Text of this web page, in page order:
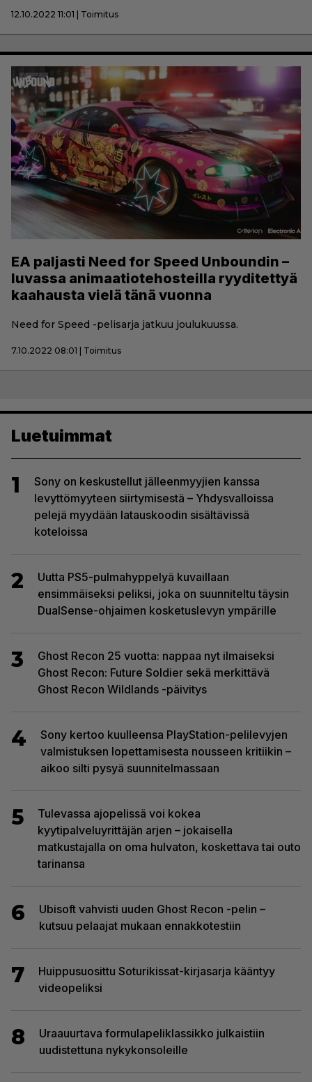
12.10.2022 11:01 | Toimitus
EA paljasti Need for Speed Unboundin –
luvassa animaatiotehosteilla ryyditettyä
kaahausta vielä tänä vuonna
Need for Speed -pelisarja jatkuu joulukuussa.
7.10.2022 08:01 | Toimitus
Luetuimmat
1
Sony on keskustellut jälleenmyyjien kanssa
levyttömyyteen siirtymisestä – Yhdysvalloissa
pelejä myydään latauskoodin sisältävissä
koteloissa
2
Uutta PS5-pulmahyppelyä kuvaillaan
ensimmäiseksi peliksi, joka on suunniteltu täysin
DualSense-ohjaimen kosketuslevyn ympärille
3
Ghost Recon 25 vuotta: nappaa nyt ilmaiseksi
Ghost Recon: Future Soldier sekä merkittävä
Ghost Recon Wildlands -päivitys
4
Sony kertoo kuulleensa PlayStation-pelilevyjen
valmistuksen lopettamisesta nousseen kritiikin –
aikoo silti pysyä suunnitelmassaan
5
Tulevassa ajopelissä voi kokea
kyytipalveluyrittäjän arjen – jokaisella
matkustajalla on oma hulvaton, koskettava tai outo
tarinansa
6
Ubisoft vahvisti uuden Ghost Recon -pelin –
kutsuu pelaajat mukaan ennakkotestiin
7
Huippusuosittu Soturikissat-kirjasarja kääntyy
videopeliksi
8
Uraauurtava formulapeliklassikko julkaistiin
uudistettuna nykykonsoleille